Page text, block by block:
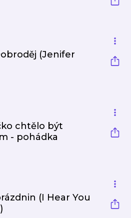
(Jenifer
chtělo být
- pohádka
(I Hear You